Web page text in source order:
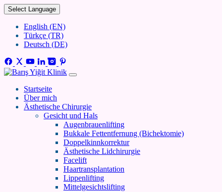
Select Language
English (EN)
Türkçe (TR)
Deutsch (DE)
Startseite
Über mich
Ästhetische Chirurgie
Gesicht und Hals
Augenbrauenlifting
Bukkale Fettentfernung (Bichektomie)
Doppelkinnkorrektur
Ästhetische Lidchirurgie
Facelift
Haartransplantation
Lippenlifting
Mittelgesichtslifting